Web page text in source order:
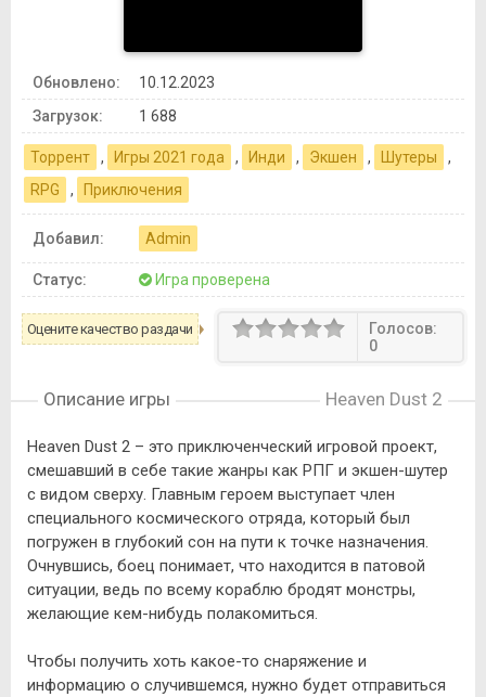
Обновлено:
10.12.2023
Загрузок:
1 688
Торрент , Игры 2021 года , Инди , Экшен , Шутеры
,
RPG
, Приключения
Добавил: Admin
Статус: Игра проверена
Оцените качество раздачи
Голосов:
0
Описание игры Heaven Dust 2
Heaven Dust 2 – это приключенческий игровой проект,
смешавший в себе такие жанры как РПГ и экшен-шутер
с видом сверху. Главным героем выступает член
специального космического отряда, который был
погружен в глубокий сон на пути к точке назначения.
Очнувшись, боец понимает, что находится в патовой
ситуации, ведь по всему кораблю бродят монстры,
желающие кем-нибудь полакомиться.
Чтобы получить хоть какое-то снаряжение и
информацию о случившемся, нужно будет отправиться